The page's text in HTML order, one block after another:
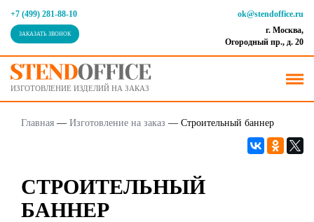
+7 (499) 281-88-10
ЗАКАЗАТЬ ЗВОНОК
ok@stendoffice.ru
г. Москва,
Огородный пр., д. 20
ИЗГОТОВЛЕНИЕ ИЗДЕЛИЙ НА ЗАКАЗ
Главная — Изготовление на заказ — Строительный баннер
СТРОИТЕЛЬНЫЙ
БАННЕР